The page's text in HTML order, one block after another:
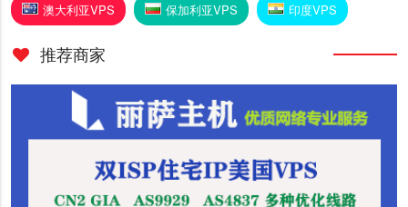
澳大利亚VPS 保加利亚VPS 印度VPS
推荐商家